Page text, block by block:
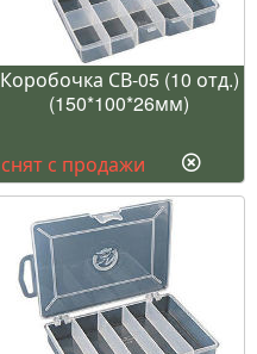
Коробочка СВ-05 (10 отд.)
(150*100*26мм)
снят с продажи